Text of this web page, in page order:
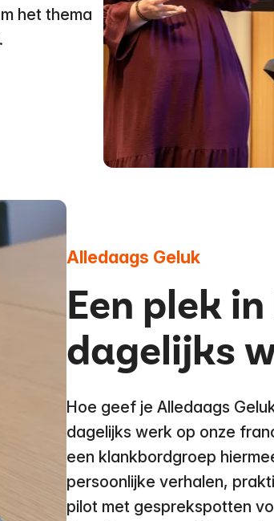
het thema
Alledaags Geluk
Een plek
dagelijks
Hoe geef je Alledaags
dagelijks werk op onze
een klankbordgroep
persoonlijke verhalen,
pilot met gesprekspotten